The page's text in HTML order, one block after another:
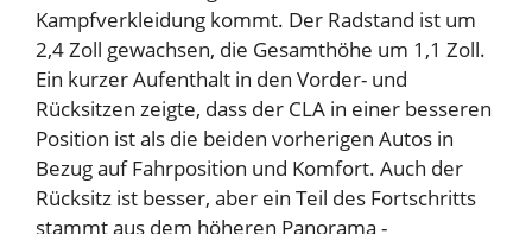
Kampfverkleidung kommt. Der Radstand ist um
2,4 Zoll gewachsen, die Gesamthöhe um 1,1 Zoll.
Ein kurzer Aufenthalt in den Vorder- und
Rücksitzen zeigte, dass der CLA in einer besseren
Position ist als die beiden vorherigen Autos in
Bezug auf Fahrposition und Komfort. Auch der
Rücksitz ist besser, aber ein Teil des Fortschritts
stammt aus dem höheren Panorama -